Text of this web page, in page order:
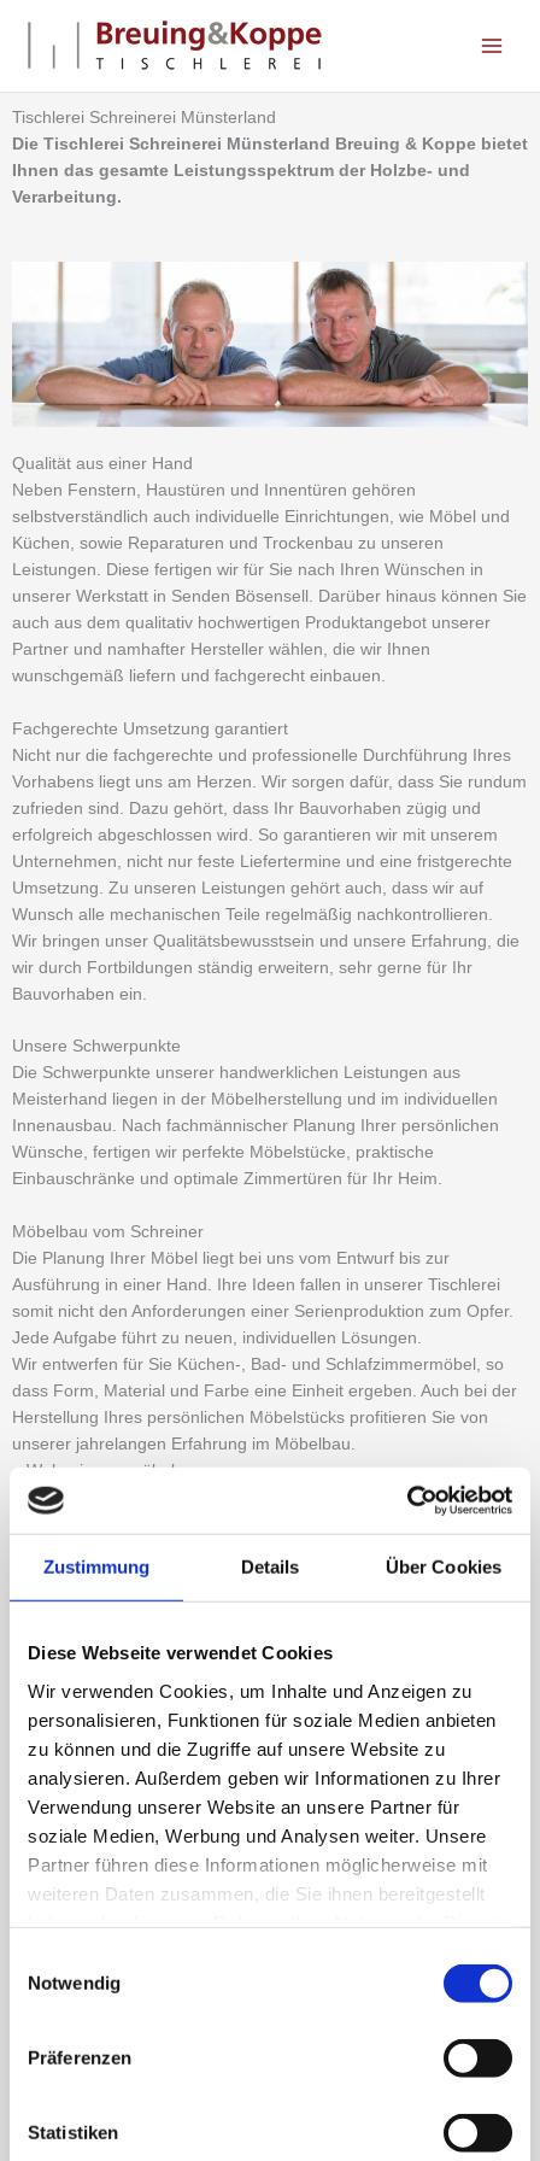
Zustimmung Details Über Cookies
Diese Webseite verwendet Cookies
Wir verwenden Cookies, um Inhalte und Anzeigen zu
personalisieren, Funktionen für soziale Medien anbieten
zu können und die Zugriffe auf unsere Website zu
analysieren. Außerdem geben wir Informationen zu Ihrer
Verwendung unserer Website an unsere Partner für
soziale Medien, Werbung und Analysen weiter. Unsere
Partner führen diese Informationen möglicherweise mit
weiteren Daten zusammen, die Sie ihnen bereitgestellt
Notwendig
Präferenzen
Statistiken
springen
Tischlerei Schreinerei Münsterland
Die Tischlerei Schreinerei Münsterland Breuing & Koppe bietet
Ihnen das gesamte Leistungsspektrum der Holzbe- und
Verarbeitung.
Qualität aus einer Hand
Neben Fenstern, Haustüren und Innentüren gehören
selbstverständlich auch individuelle Einrichtungen, wie Möbel und
Küchen, sowie Reparaturen und Trockenbau zu unseren
Leistungen. Diese fertigen wir für Sie nach Ihren Wünschen in
unserer Werkstatt in Senden Bösensell. Darüber hinaus können Sie
auch aus dem qualitativ hochwertigen Produktangebot unserer
Partner und namhafter Hersteller wählen, die wir Ihnen
wunschgemäß liefern und fachgerecht einbauen.
Fachgerechte Umsetzung garantiert
Nicht nur die fachgerechte und professionelle Durchführung Ihres
Vorhabens liegt uns am Herzen. Wir sorgen dafür, dass Sie rundum
zufrieden sind. Dazu gehört, dass Ihr Bauvorhaben zügig und
erfolgreich abgeschlossen wird. So garantieren wir mit unserem
Unternehmen, nicht nur feste Liefertermine und eine fristgerechte
Umsetzung. Zu unseren Leistungen gehört auch, dass wir auf
Wunsch alle mechanischen Teile regelmäßig nachkontrollieren.
Wir bringen unser Qualitätsbewusstsein und unsere Erfahrung, die
wir durch Fortbildungen ständig erweitern, sehr gerne für Ihr
Bauvorhaben ein.
Unsere Schwerpunkte
Die Schwerpunkte unserer handwerklichen Leistungen aus
Meisterhand liegen in der Möbelherstellung und im individuellen
Innenausbau. Nach fachmännischer Planung Ihrer persönlichen
Wünsche, fertigen wir perfekte Möbelstücke, praktische
Einbauschränke und optimale Zimmertüren für Ihr Heim.
Möbelbau vom Schreiner
Die Planung Ihrer Möbel liegt bei uns vom Entwurf bis zur
Ausführung in einer Hand. Ihre Ideen fallen in unserer Tischlerei
somit nicht den Anforderungen einer Serienproduktion zum Opfer.
Jede Aufgabe führt zu neuen, individuellen Lösungen.
Wir entwerfen für Sie Küchen-, Bad- und Schlafzimmermöbel, so
dass Form, Material und Farbe eine Einheit ergeben. Auch bei der
Herstellung Ihres persönlichen Möbelstücks profitieren Sie von
unserer jahrelangen Erfahrung im Möbelbau.
– Wohnzimmermöbel
– Tische / Konferenztische
– Küchen
– Betten
– Einzelmöbel
– Massivholzmöbel
– Möbelrestauration
Inneneinrichtung vom Tischler
Wohnräume sind Ausdruck der individuellen Lebenseinstellung und
des eigenen Anspruches.
Mit einer Auswahl erlesener Hölzer, diverser Verlegeoptiken und
Oberflächen-Veredelungen eröffnen wir Ihnen mit Parkett und
Massivholzdielen mehrere Möglichkeiten für eine exklusive
Materialien wie Holz, Glas und Metall sowie unter Beachtung der
Atmosphäre. Wir fertigen Wand- und Deckenpaneele nach Ihren
Wünschen oder Liefern und Montieren Elemente von namhaften
– Zimmer- und Objekttüren